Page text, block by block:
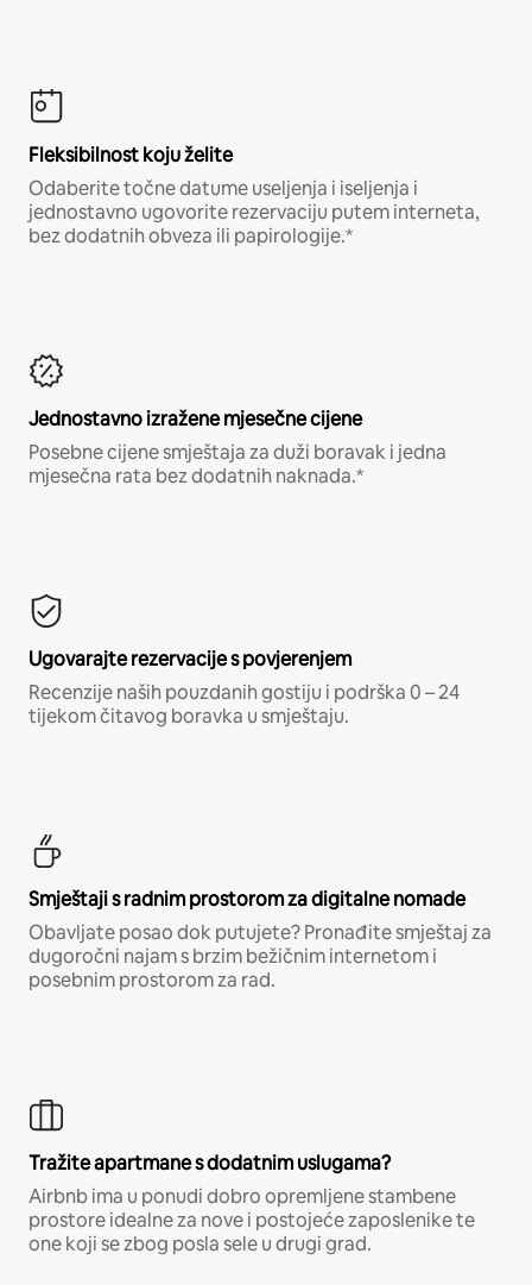
Fleksibilnost koju želite
Odaberite točne datume useljenja i iseljenja i
jednostavno ugovorite rezervaciju putem interneta,
bez dodatnih obveza ili papirologije.*
Jednostavno izražene mjesečne cijene
Posebne cijene smještaja za duži boravak i jedna
mjesečna rata bez dodatnih naknada.*
Ugovarajte rezervacije s povjerenjem
Recenzije naših pouzdanih gostiju i podrška 0 – 24
tijekom čitavog boravka u smještaju.
Smještaji s radnim prostorom za digitalne nomade
Obavljate posao dok putujete? Pronađite smještaj za
dugoročni najam s brzim bežičnim internetom i
posebnim prostorom za rad.
Tražite apartmane s dodatnim uslugama?
Airbnb ima u ponudi dobro opremljene stambene
prostore idealne za nove i postojeće zaposlenike te
one koji se zbog posla sele u drugi grad.